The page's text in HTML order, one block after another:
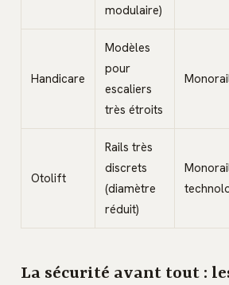
modulaire)
Handicare
Modèles
pour
escaliers
très étroits
Otolift
Rails très
discrets
(diamètre
réduit)
La sécurité avant tout :